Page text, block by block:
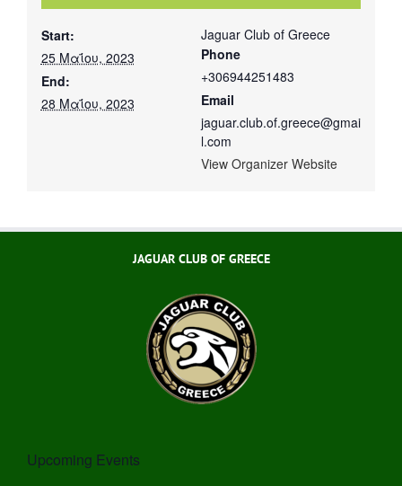
Start:
25 Μαΐου, 2023
End:
28 Μαΐου, 2023
Jaguar Club of Greece
Phone
+306944251483
Email
jaguar.club.of.greece@gmai
l.com
View Organizer Website
JAGUAR CLUB OF GREECE
Upcoming Events